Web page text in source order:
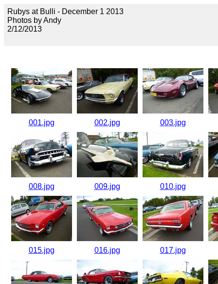
Rubys at Bulli - December 1 2013
Photos by Andy
2/12/2013
001.jpg 002.jpg 003.jpg
008.jpg 009.jpg 010.jpg
015.jpg 016.jpg 017.jpg